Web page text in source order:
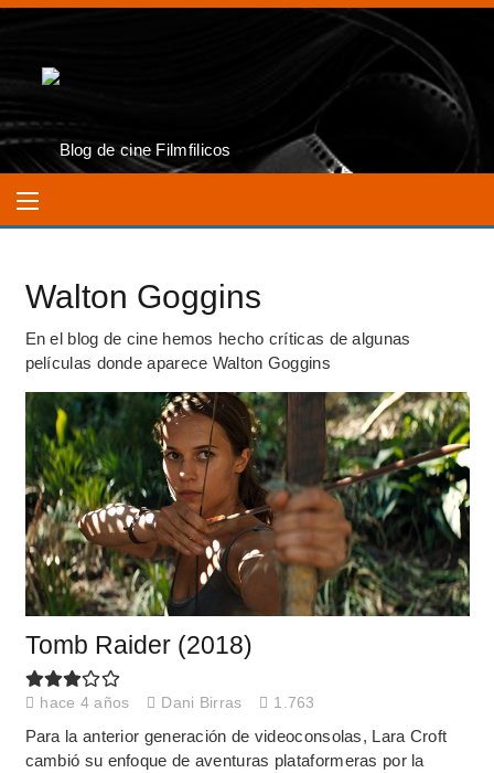
Walton Goggins
En el blog de cine hemos hecho críticas de algunas
películas donde aparece Walton Goggins
Tomb Raider (2018)
hace 4 años Dani Birras 1.763
Para la anterior generación de videoconsolas, Lara Croft
cambió su enfoque de aventuras plataformeras por la